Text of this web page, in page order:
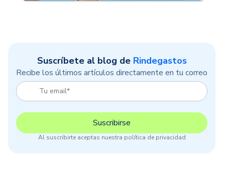
Suscríbete al blog de Rindegastos
Recibe los últimos artículos directamente en tu correo
Al suscribirte aceptas nuestra política de privacidad